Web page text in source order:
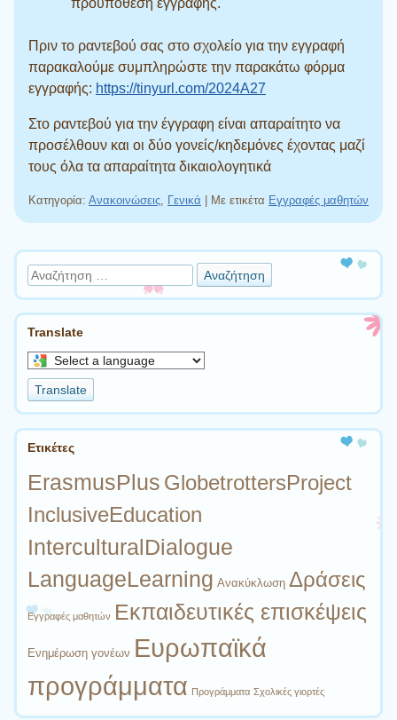
προϋπόθεση εγγραφής.
Πριν το ραντεβού σας στο σχολείο για την εγγραφή
παρακαλούμε συμπληρώστε την παρακάτω φόρμα
εγγραφής: https://tinyurl.com/2024A27
Στο ραντεβού για την έγγραφη είναι απαραίτητο να
προσέλθουν και οι δύο γονείς/κηδεμόνες έχοντας μαζί
τους όλα τα απαραίτητα δικαιολογητικά
Κατηγορία: Ανακοινώσεις Γενικά Με ετικέτα Εγγραφές μαθητών
Πλοήγηση άρθρων
Αναζήτηση
Translate
Select
a
language
to
translate
this
Translate
Ετικέτες
ErasmusPlus GlobetrottersProject
InclusiveEducation
InterculturalDialogue
LanguageLearning Ανακύκλωση Δράσεις
Εγγραφές μαθητών Εκπαιδευτικές επισκέψεις
Ενημέρωση γονέων Ευρωπαϊκά
προγράμματα Προγράμματα Σχολικές γιορτές